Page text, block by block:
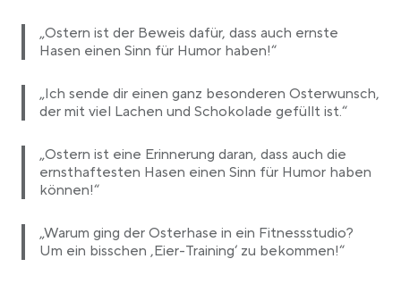
„Ostern ist der Beweis dafür, dass auch ernste
Hasen einen Sinn für Humor haben!“
„Ich sende dir einen ganz besonderen Osterwunsch,
der mit viel Lachen und Schokolade gefüllt ist.“
„Ostern ist eine Erinnerung daran, dass auch die
ernsthaftesten Hasen einen Sinn für Humor haben
können!“
„Warum ging der Osterhase in ein Fitnessstudio?
Um ein bisschen ‚Eier-Training‘ zu bekommen!“